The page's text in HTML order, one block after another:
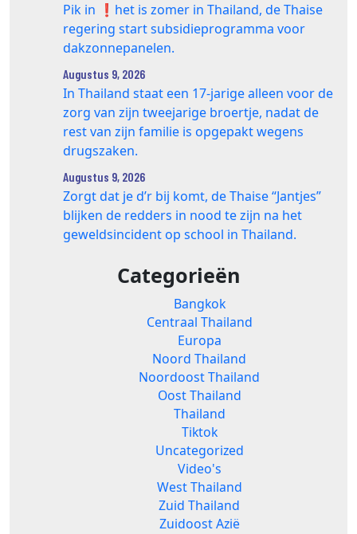
Pik in ❗️het is zomer in Thailand, de Thaise
regering start subsidieprogramma voor
dakzonnepanelen.
Augustus 9, 2026
In Thailand staat een 17‑jarige alleen voor de
zorg van zijn tweejarige broertje, nadat de
rest van zijn familie is opgepakt wegens
drugszaken.
Augustus 9, 2026
Zorgt dat je d’r bij komt, de Thaise “Jantjes”
blijken de redders in nood te zijn na het
geweldsincident op school in Thailand.
Categorieën
Bangkok
Centraal Thailand
Europa
Noord Thailand
Noordoost Thailand
Oost Thailand
Thailand
Tiktok
Uncategorized
Video's
West Thailand
Zuid Thailand
Zuidoost Azië